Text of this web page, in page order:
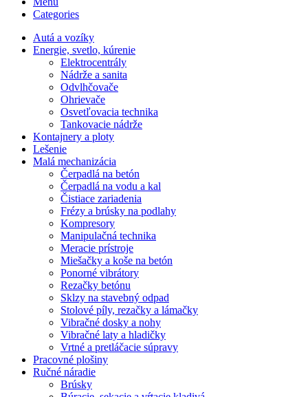
Categories
Autá a vozíky
Energie, svetlo, kúrenie
Elektrocentrály
Nádrže a sanita
Odvlhčovače
Ohrievače
Osvetľovacia technika
Tankovacie nádrže
Kontajnery a ploty
Lešenie
Malá mechanizácia
Čerpadlá na betón
Čerpadlá na vodu a kal
Čistiace zariadenia
Frézy a brúsky na podlahy
Kompresory
Manipulačná technika
Meracie prístroje
Miešačky a koše na betón
Ponorné vibrátory
Rezačky betónu
Sklzy na stavebný odpad
Stolové píly, rezačky a lámačky
Vibračné dosky a nohy
Vibračné laty a hladičky
Vrtné a pretláčacie súpravy
Pracovné plošiny
Ručné náradie
Brúsky